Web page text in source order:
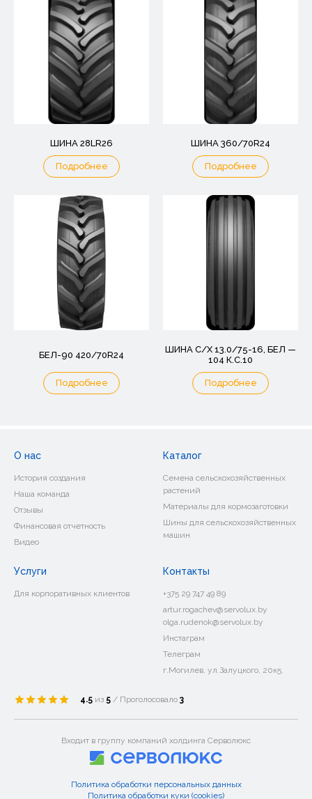
ШИНА 28LR26
Подробнее
ШИНА 360/70R24
Подробнее
БЕЛ-90 420/70R24
Подробнее
ШИНА С/Х 13.0/75-16, БЕЛ —
104 К.С.10
Подробнее
О нас
История создания
Наша команда
Отзывы
Финансовая отчетность
Видео
Каталог
Семена сельскохозяйственных
растений
Материалы для кормозаготовки
Шины для сельскохозяйственных
машин
Услуги
Для корпоративных клиентов
Контакты
+375 29 747 49 89
artur.rogachev@servolux.by
olga.rudenok@servolux.by
Инстаграм
Телеграм
г.Могилев, ул.Залуцкого, 20к5.
4.5 из 5 / Проголосовало 3
Входит в группу компаний холдинга Серволюкс
Политика обработки персональных данных
Политика обработки куки (cookies)